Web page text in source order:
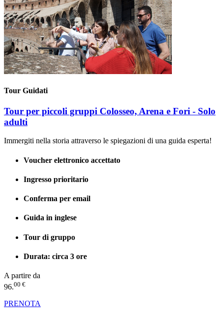
Tour Guidati
Tour per piccoli gruppi Colosseo, Arena e Fori - Solo
adulti
Immergiti nella storia attraverso le spiegazioni di una guida esperta!
Voucher elettronico accettato
Ingresso prioritario
Conferma per email
Guida in inglese
Tour di gruppo
Durata: circa 3 ore
A partire da
96.00 €
PRENOTA